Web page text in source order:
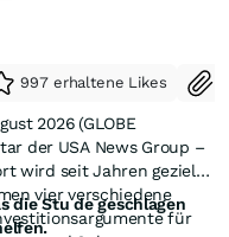
997 erhaltene Likes
2026 (GLOBE
die Stu de geschlagen